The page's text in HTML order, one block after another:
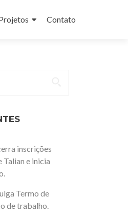
Contato
inscrições
Talian e inicia
Termo de
de trabalho.